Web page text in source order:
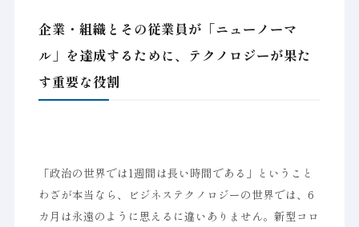
企業・組織とその従業員が「ニューノーマ
ル」を達成するために、テクノロジーが果た
す重要な役割
「政治の世界では1週間は長い時間である」ということ
わざが本当なら、ビジネステクノロジーの世界では、6
カ月は永遠のように思えるに違いありません。新型コロ